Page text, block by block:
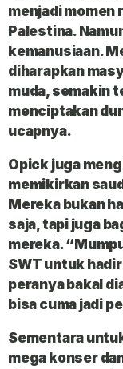
menjadimomen
Palestina.
kemanusiaan.
diharapkan
muda, semakin
menciptakan
ucapnya.
Opickjuga
memikirkan
Mereka bukan
saja, tapi juga
mereka.
SWT untuk
peranya bakal
bisa cuma jadi
Sementara
mega konser